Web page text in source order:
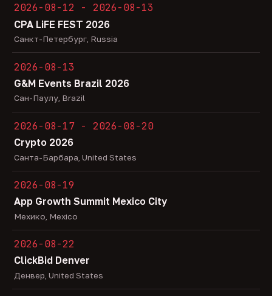
2026-08-12 - 2026-08-13
CPA LiFE FEST 2026
Санкт-Петербург, Russia
2026-08-13
G&M Events Brazil 2026
Сан-Паулу, Brazil
2026-08-17 - 2026-08-20
Crypto 2026
Санта-Барбара, United States
2026-08-19
App Growth Summit Mexico City
Мехико, Mexico
2026-08-22
ClickBid Denver
Денвер, United States